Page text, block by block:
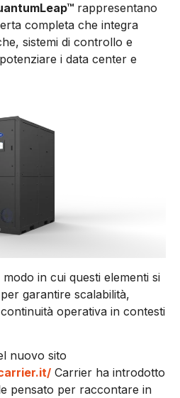
rappresentano
completa che integra
sistemi di controllo e
i data center e
modo in cui questi elementi si
garantire scalabilità,
operativa in contesti
nuovo sito
Carrier ha introdotto
pensato per raccontare in